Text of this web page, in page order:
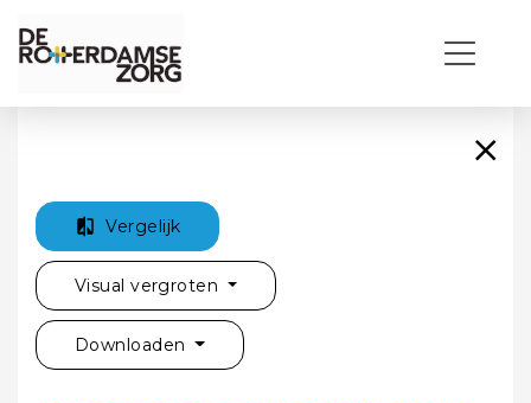
Vergelijk
Visual vergroten
Downloaden